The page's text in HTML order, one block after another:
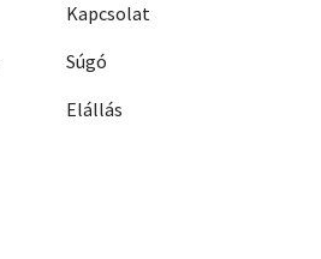
Kapcsolat
Súgó
Elállás